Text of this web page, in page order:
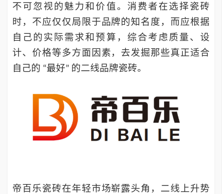
不可忽视的魅力和价值。消费者在选择瓷砖
时，不应仅仅局限于品牌的知名度，而应根据
自己的实际需求和预算，综合考虑质量、设
计、价格等多方面因素，去发掘那些真正适合
自己的 “最好” 的二线品牌瓷砖。
帝百乐瓷砖在年轻市场崭露头角，二线上升势